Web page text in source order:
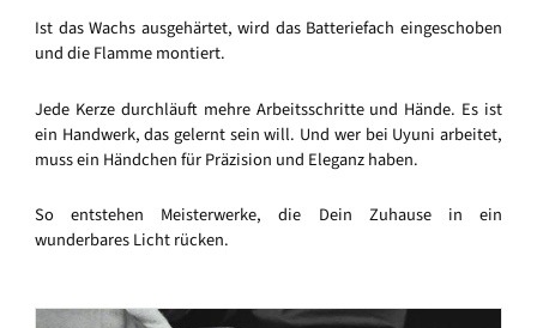
Ist das Wachs ausgehärtet, wird das Batteriefach eingeschoben
und die Flamme montiert.
Jede Kerze durchläuft mehre Arbeitsschritte und Hände. Es ist
ein Handwerk, das gelernt sein will. Und wer bei Uyuni arbeitet,
muss ein Händchen für Präzision und Eleganz haben.
So entstehen Meisterwerke, die Dein Zuhause in ein
wunderbares Licht rücken.